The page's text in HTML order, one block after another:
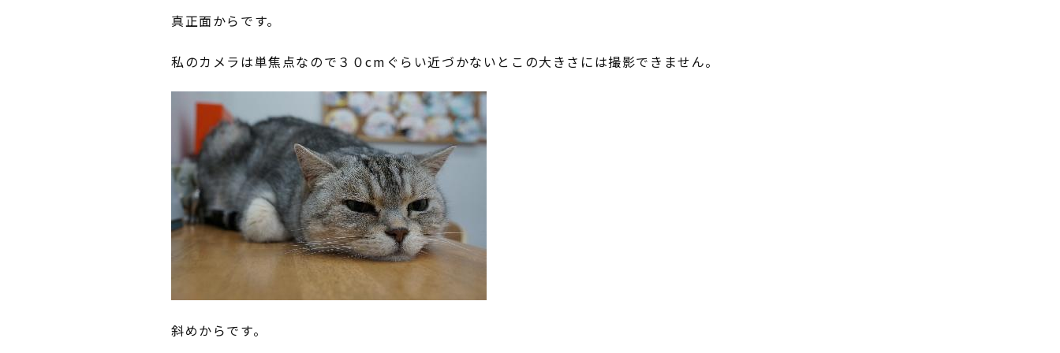
真正面からです。
私のカメラは単焦点なので３０cmぐらい近づかないとこの大きさには撮影できません。
斜めからです。